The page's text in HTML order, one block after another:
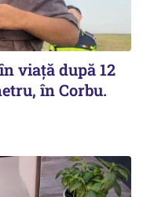
viață după 12
în Corbu.